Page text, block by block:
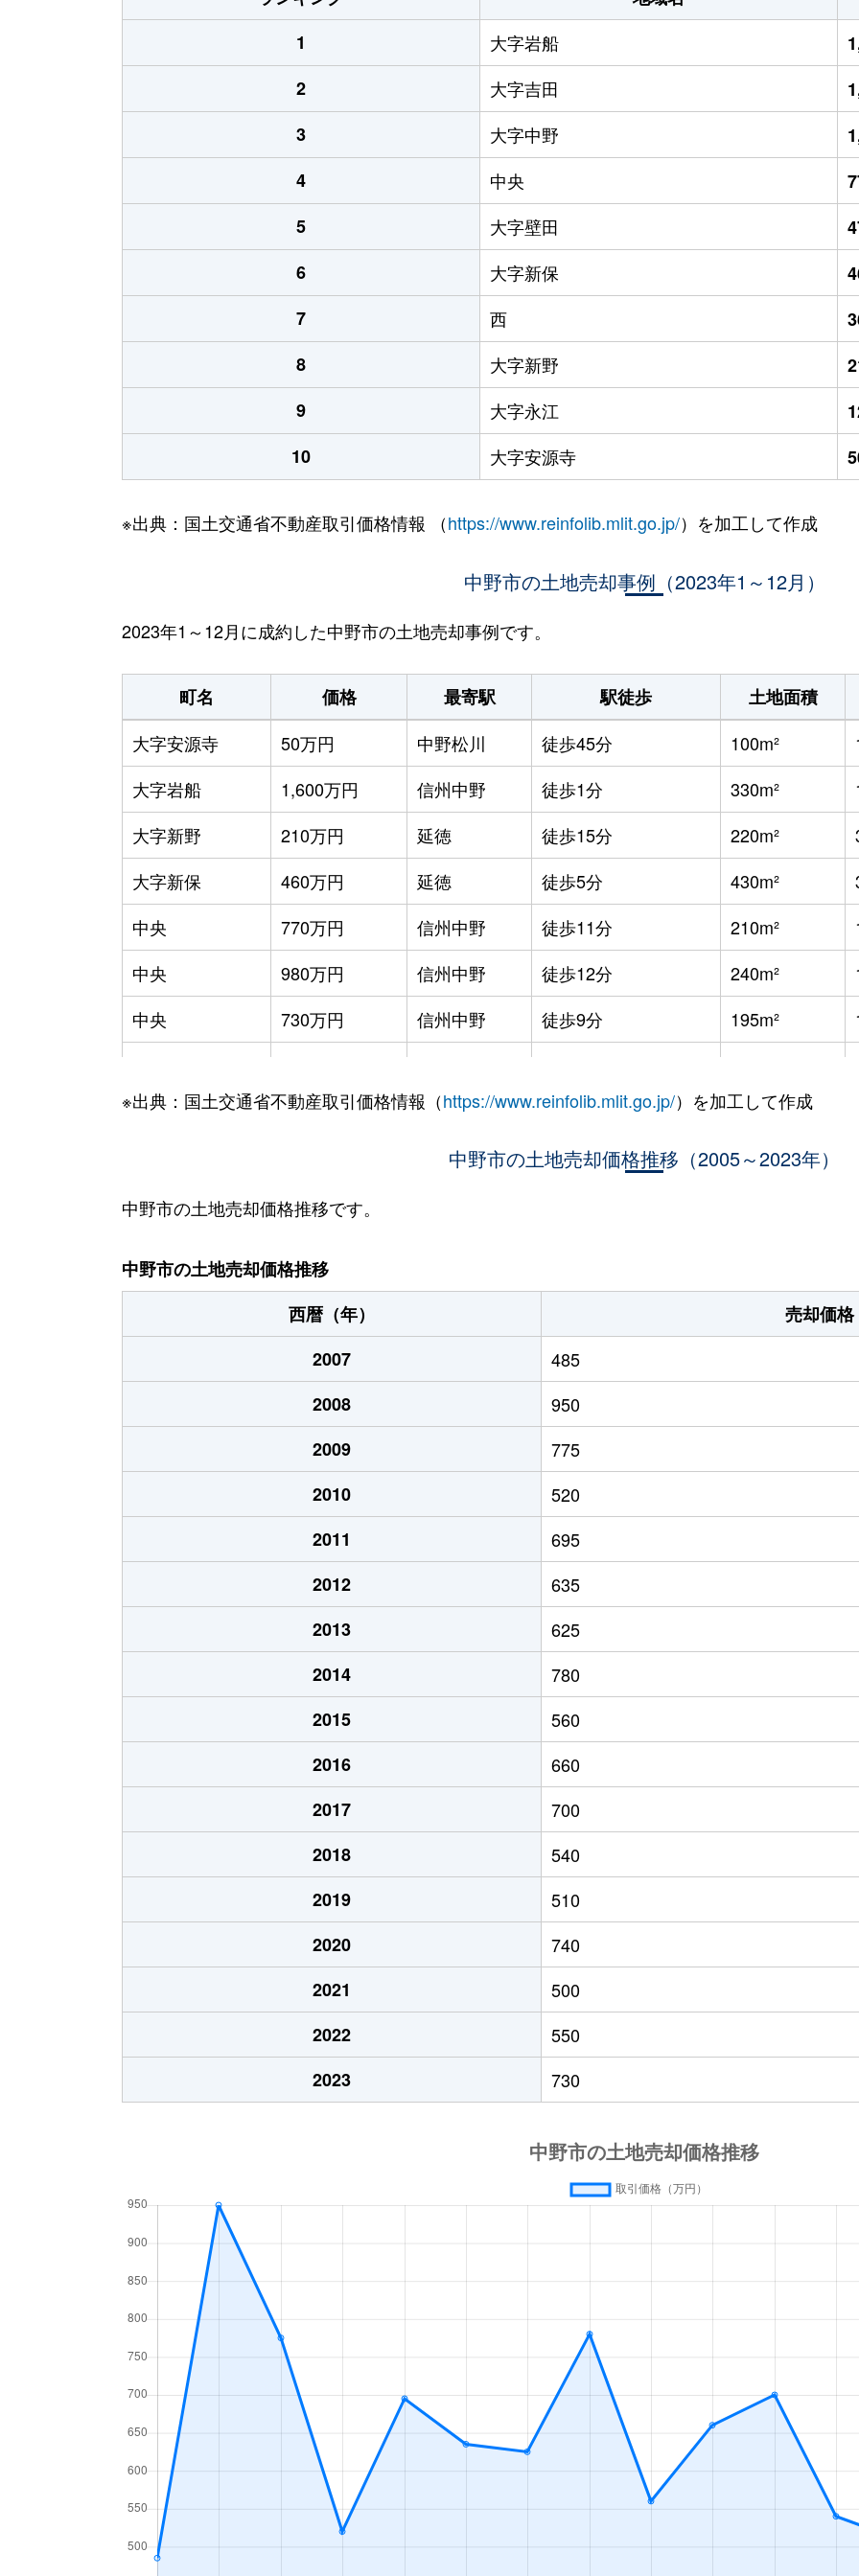
1
大字岩船
2
大字吉田
3
大字中野
4
中央
5
大字壁田
6
大字新保
7
西
8
大字新野
9
大字永江
10
大字安源寺
※出典：国土交通省不動産取引価格情報 （https://www.reinfolib.mlit.go.jp/）を加工して作成
中野市の土地売却事例（2023年1～12月）
2023年1～12月に成約した中野市の土地売却事例です。
町名 価格 最寄駅 駅徒歩 土地面積
大字安源寺
50万円 中野松川 徒歩45分 100m²
大字岩船
1,600万円 信州中野 徒歩1分 330m²
大字新野
210万円 延徳 徒歩15分 220m²
大字新保
460万円 延徳 徒歩5分 430m²
中央
770万円 信州中野 徒歩11分 210m²
中央
980万円 信州中野 徒歩12分 240m²
中央
730万円 信州中野 徒歩9分 195m²
大字永江
6万円 替佐 徒歩1時間45分 840m²
徒歩1時間45分 1300m²
大字中野
870万円
大字中野
1,100万円 信州中野 徒歩13分 260m²
大字中野
1,600万円 中野松川 徒歩4分 330m²
大字中野
350万円 中野松川 徒歩6分 105m²
大字中野
1,000万円 中野松川 徒歩5分 2000m²
大字中野
460万円 中野松川 徒歩3分 95m²
大字中野
1,300万円 中野松川 徒歩4分 310m²
大字中野
1,100万円 中野松川 徒歩3分 660m²
310万円
360万円 徒歩5分
360万円 徒歩5分
560万円 徒歩4分
470万円 徒歩25分
910万円 徒歩8分
1,800万円 徒歩8分
※出典：国土交通省不動産取引価格情報（https://www.reinfolib.mlit.go.jp/）を加工して作成
中野市の土地売却価格推移（2005～2023年）
中野市の土地売却価格推移です。
中野市の土地売却価格推移
西暦（年）
売却価格
2007
485
2008
950
2009
775
2010
520
2011
695
2012
635
2013
625
2014
780
2015
560
2016
660
2017
700
2018
540
2019
510
2020
740
2021
500
2022
550
2023
730